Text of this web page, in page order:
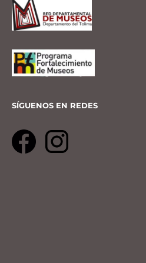
SÍGUENOS EN REDES